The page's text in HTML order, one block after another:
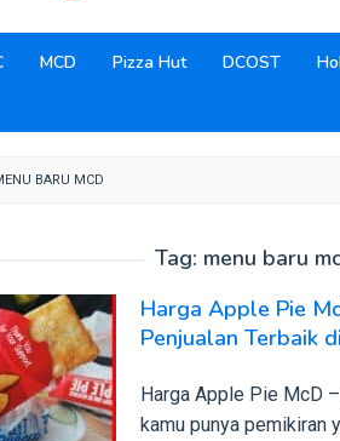
MCD Pizza Hut DCOST
BARU MCD
Tag: menu baru
Harga Apple Pie
Penjualan Terbaik
Harga Apple Pie McD
kamu punya pemikiran